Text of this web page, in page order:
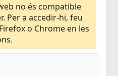
no és compatible
Per a accedir-hi, feu
o Chrome en les